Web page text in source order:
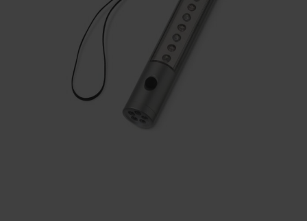
Huis & Lifestyle
Outdoor & Vrije Tijd
Auto & Veiligheid
Gezondheid & Verzorging